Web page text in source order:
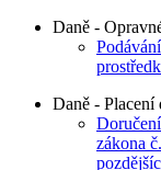
Daně -
Daně - Placení
zákona